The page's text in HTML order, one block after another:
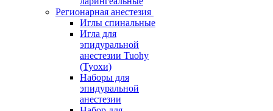
Регионарная анестезия
Иглы спинальные
Игла для
эпидуральной
анестезии Tuohy
(Туохи)
Наборы для
эпидуральной
анестезии